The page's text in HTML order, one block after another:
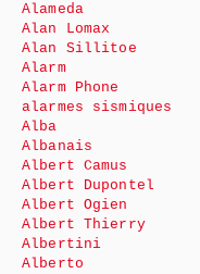
Alameda
Alan Lomax
Alan Sillitoe
Alarm
Alarm Phone
alarmes sismiques
Alba
Albanais
Albert Camus
Albert Dupontel
Albert Ogien
Albert Thierry
Albertini
Alberto